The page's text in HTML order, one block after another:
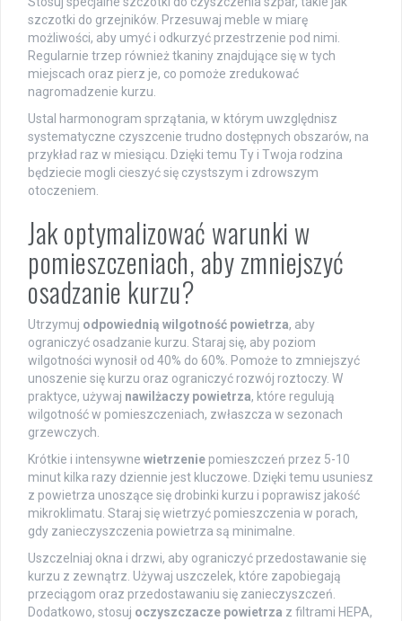
szczotki do grzejników. Przesuwaj meble w miarę
możliwości, aby umyć i odkurzyć przestrzenie pod nimi.
Regularnie trzep również tkaniny znajdujące się w tych
miejscach oraz pierz je, co pomoże zredukować
nagromadzenie kurzu.
Ustal harmonogram sprzątania, w którym uwzględnisz
systematyczne czyszcenie trudno dostępnych obszarów, na
przykład raz w miesiącu. Dzięki temu Ty i Twoja rodzina
będziecie mogli cieszyć się czystszym i zdrowszym
otoczeniem.
Jak optymalizować warunki w
pomieszczeniach, aby zmniejszyć
osadzanie kurzu?
Utrzymuj odpowiednią wilgotność powietrza, aby
ograniczyć osadzanie kurzu. Staraj się, aby poziom
wilgotności wynosił od 40% do 60%. Pomoże to zmniejszyć
unoszenie się kurzu oraz ograniczyć rozwój roztoczy. W
praktyce, używaj nawilżaczy powietrza, które regulują
wilgotność w pomieszczeniach, zwłaszcza w sezonach
grzewczych.
Krótkie i intensywne wietrzenie pomieszczeń przez 5-10
minut kilka razy dziennie jest kluczowe. Dzięki temu usuniesz
z powietrza unoszące się drobinki kurzu i poprawisz jakość
mikroklimatu. Staraj się wietrzyć pomieszczenia w porach,
gdy zanieczyszczenia powietrza są minimalne.
Uszczelniaj okna i drzwi, aby ograniczyć przedostawanie się
kurzu z zewnątrz. Używaj uszczelek, które zapobiegają
przeciągom oraz przedostawaniu się zanieczyszczeń.
Dodatkowo, stosuj oczyszczacze powietrza z filtrami HEPA,